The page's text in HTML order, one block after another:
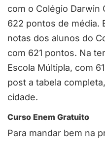
com o Colégio Darwin
622 pontos de média.
notas dos alunos do
com 621 pontos. Na
Escola Múltipla, com
post a tabela
cidade.
Curso Enem Gratuito
Para mandar bem na